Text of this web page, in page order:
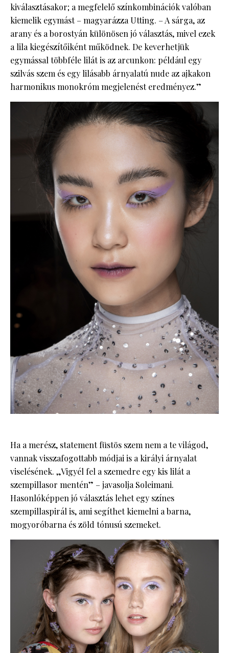
kiválasztásakor; a megfelelő színkombinációk valóban
kiemelik egymást – magyarázza Utting. – A sárga, az
arany és a borostyán különösen jó választás, mivel ezek
a lila kiegészítőiként működnek. De keverhetjük
egymással többféle lilát is az arcunkon: például egy
szilvás szem és egy lilásabb árnyalatú nude az ajkakon
harmonikus monokróm megjelenést eredményez.”
Ha a merész, statement füstös szem nem a te világod,
vannak visszafogottabb módjai is a királyi árnyalat
viselésének. „Vigyél fel a szemedre egy kis lilát a
szempillasor mentén” – javasolja Soleimani.
Hasonlóképpen jó választás lehet egy színes
szempillaspirál is, ami segíthet kiemelni a barna,
mogyoróbarna és zöld tónusú szemeket.